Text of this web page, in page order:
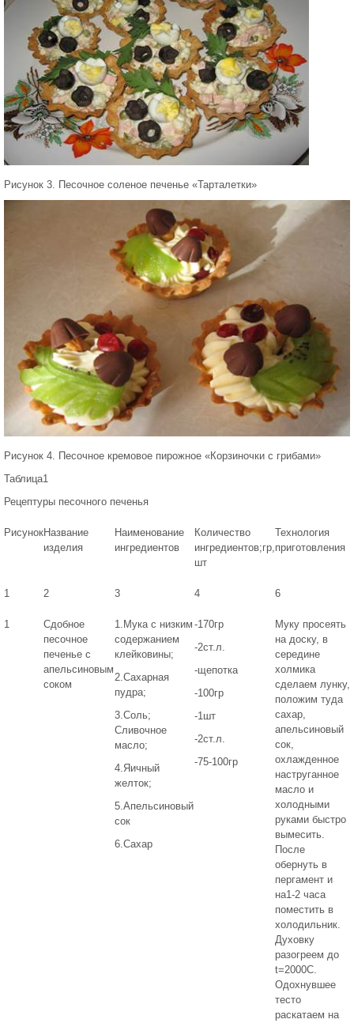
Рисунок 3. Песочное соленое печенье «Тарталетки»
Рисунок 4. Песочное кремовое пирожное «Корзиночки с грибами»
Таблица1
Рецептуры песочного печенья
РисунокНазвание
изделия
Наименование
ингредиентов
Количество
ингредиентов;гр,
шт
Технология
приготовления
1 2 3 4 6
1
Сдобное
песочное
печенье с
апельсиновым
соком
1.Мука с низким
содержанием
клейковины;
2.Сахарная
пудра;
3.Соль;
Сливочное
масло;
4.Яичный
желток;
5.Апельсиновый
сок
6.Сахар
-170гр
-2ст.л.
-щепотка
-100гр
-1шт
-2ст.л.
-75-100гр
Муку просеять
на доску, в
середине
холмика
сделаем лунку,
положим туда
сахар,
апельсиновый
сок,
охлажденное
наструганное
масло и
холодными
руками быстро
вымесить.
После
обернуть в
пергамент и
на1-2 часа
поместить в
холодильник.
Духовку
разогреем до
t=2000С.
Одохнувшее
тесто
раскатаем на